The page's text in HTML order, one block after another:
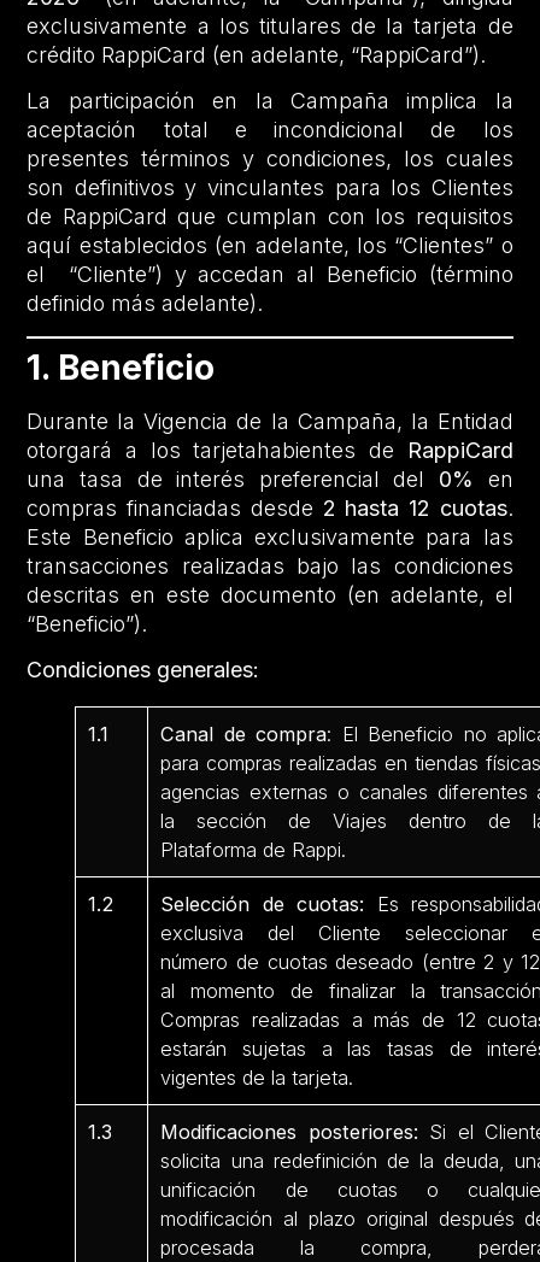
exclusivamente a los titulares de la tarjeta de
crédito RappiCard (en adelante, “RappiCard”).
La participación en la Campaña implica la
aceptación total e incondicional de los
presentes términos y condiciones, los cuales
son definitivos y vinculantes para los Clientes
de RappiCard que cumplan con los requisitos
aquí establecidos (en adelante, los “Clientes” o
el “Cliente”) y accedan al Beneficio (término
definido más adelante).
1. Beneficio
Durante la Vigencia de la Campaña, la Entidad
otorgará a los tarjetahabientes de
RappiCard
una tasa de interés preferencial del 0% en
compras financiadas desde 2 hasta 12 cuotas.
Este Beneficio aplica exclusivamente para las
transacciones realizadas bajo las condiciones
descritas en este documento (en adelante, el
“Beneficio”).
Condiciones generales:
1.1 Canal de compra: El Beneficio no
para compras realizadas en tiendas
agencias externas o canales diferentes
la sección de Viajes dentro de
Plataforma de Rappi.
1.2 Selección de cuotas: Es
exclusiva del Cliente seleccionar
número de cuotas deseado (entre 2 y
al momento de finalizar la
Compras realizadas a más de 12
estarán sujetas a las tasas de
vigentes de la tarjeta.
1.3 Modificaciones posteriores: Si el
solicita una redefinición de la deuda,
unificación de cuotas o
modificación al plazo original después
procesada la compra,